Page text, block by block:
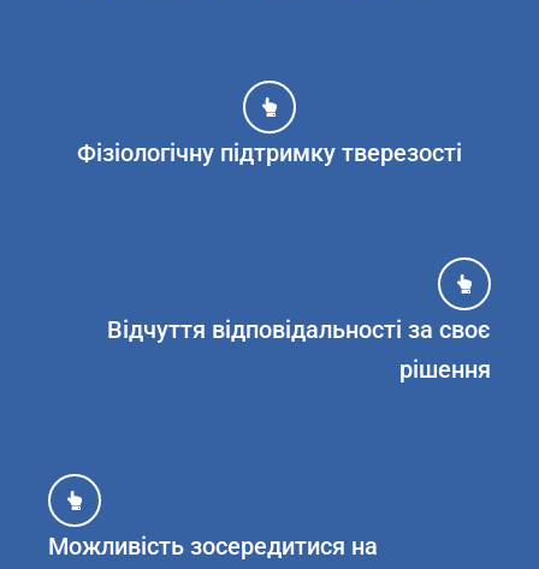
Фізіологічну підтримку тверезості
Відчуття відповідальності за своє
рішення
Можливість зосередитися на